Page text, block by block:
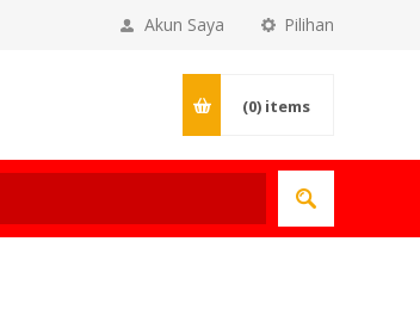
Pilihan
Akun Saya
(0) items